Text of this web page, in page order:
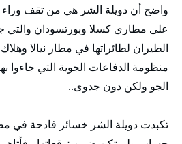
واضح أن دويلة الشر هي من تقف وراء
على مطاري كسلا وبورتسودان
منظومة الدفاعات الجوية التي جاءوا
الجو ولكن دون جدوى..
تكبدت دويلة الشر خسائر فادحة في